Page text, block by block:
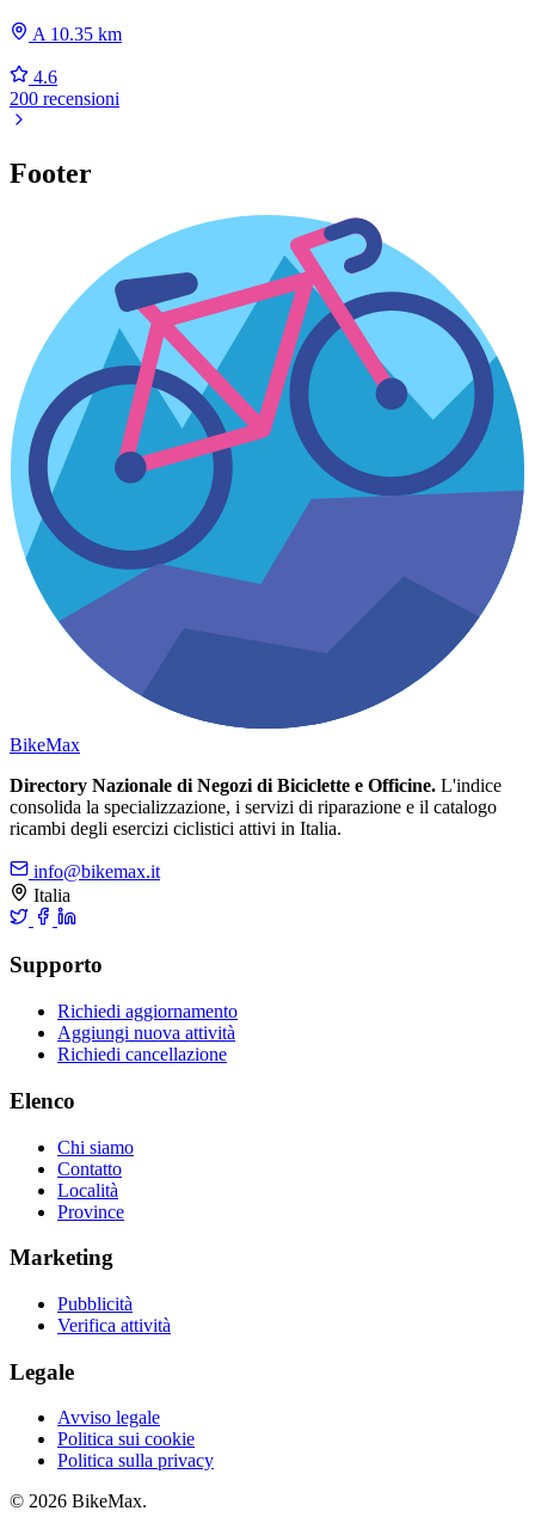
A 10.35 km
4.6
200 recensioni
Footer
BikeMax
Directory Nazionale di Negozi di Biciclette e Officine. L'indice
consolida la specializzazione, i servizi di riparazione e il catalogo
ricambi degli esercizi ciclistici attivi in Italia.
info@bikemax.it
Italia
Supporto
Richiedi aggiornamento
Aggiungi nuova attività
Richiedi cancellazione
Elenco
Chi siamo
Contatto
Località
Province
Marketing
Pubblicità
Verifica attività
Legale
Avviso legale
Politica sui cookie
Politica sulla privacy
© 2026 BikeMax.